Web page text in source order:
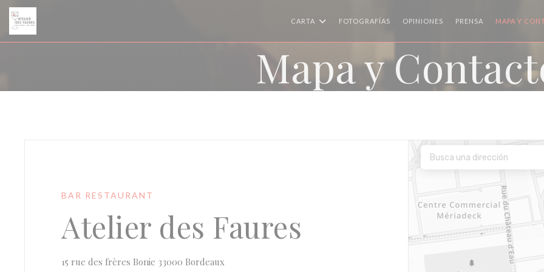
Personalización de sus opciones de cookies
CARTA FOTOGRAFÍAS OPINIONES PRENSA MAPA Y
Mapa y
BAR RESTAURANT
Atelier des Faures
15 rue des frères Bonie 33000 Bordeaux